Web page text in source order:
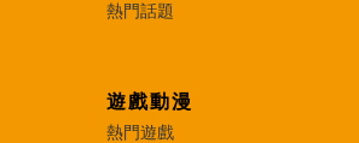
熱門話題
遊戲動漫
熱門遊戲